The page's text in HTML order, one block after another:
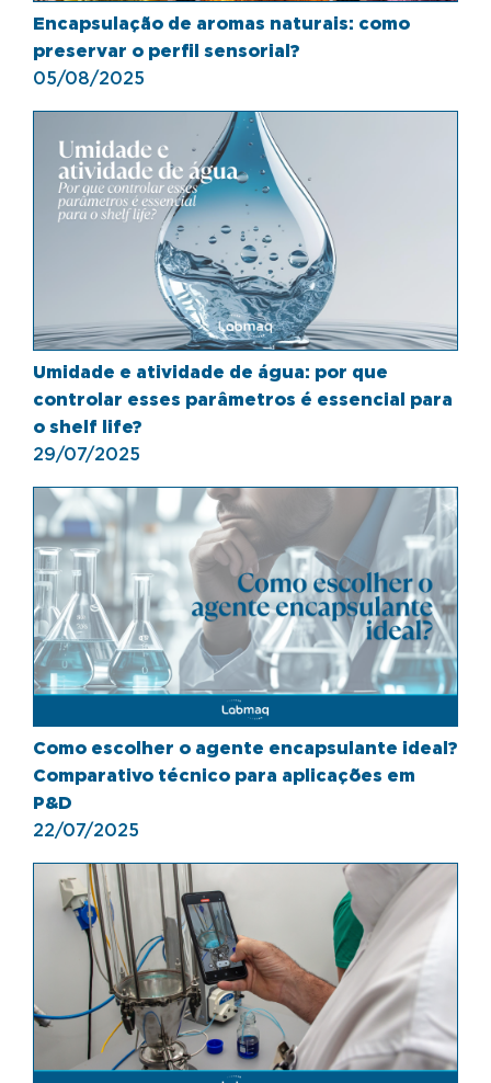
Encapsulação de aromas naturais: como
preservar o perfil sensorial?
05/08/2025
Umidade e atividade de água: por que
controlar esses parâmetros é essencial para
o shelf life?
29/07/2025
Como escolher o agente encapsulante ideal?
Comparativo técnico para aplicações em
P&D
22/07/2025